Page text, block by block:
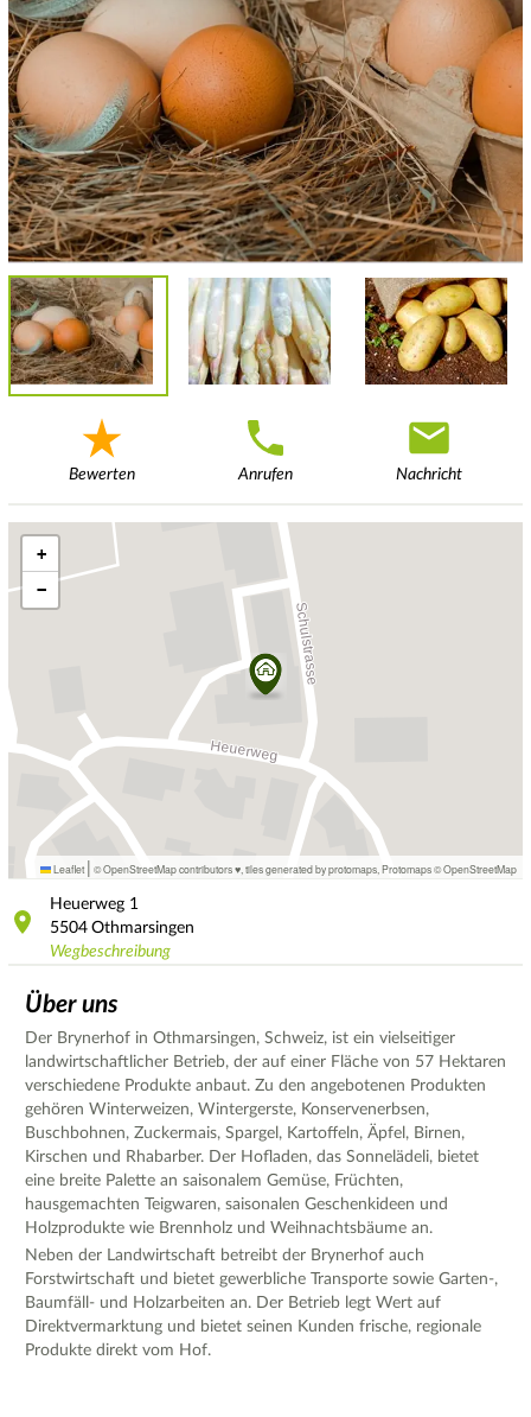
Bewerten Anrufen Nachricht
+
−
Leaflet | © OpenStreetMap contributors ♥, tiles generated by protomaps Protomaps©OpenStreetMap
Heuerweg 1
5504 Othmarsingen
Wegbeschreibung
Über uns
Der Brynerhof in Othmarsingen, Schweiz, ist ein vielseitiger
landwirtschaftlicher Betrieb, der auf einer Fläche von 57 Hektaren
verschiedene Produkte anbaut. Zu den angebotenen Produkten
gehören Winterweizen, Wintergerste, Konservenerbsen,
Buschbohnen, Zuckermais, Spargel, Kartoffeln, Äpfel, Birnen,
Kirschen und Rhabarber. Der Hofladen, das Sonnelädeli, bietet
eine breite Palette an saisonalem Gemüse, Früchten,
hausgemachten Teigwaren, saisonalen Geschenkideen und
Holzprodukte wie Brennholz und Weihnachtsbäume an.
Neben der Landwirtschaft betreibt der Brynerhof auch
Forstwirtschaft und bietet gewerbliche Transporte sowie Garten-,
Baumfäll- und Holzarbeiten an. Der Betrieb legt Wert auf
Direktvermarktung und bietet seinen Kunden frische, regionale
Produkte direkt vom Hof.